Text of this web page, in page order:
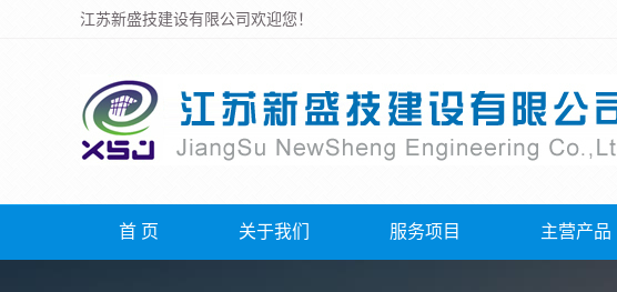
江苏新盛技建设有限公司欢迎您！
首 页 关于我们 服务项目 主营产品